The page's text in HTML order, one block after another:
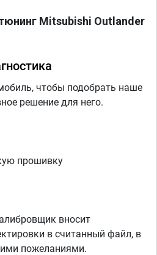
Mitsubishi Outlander
чтобы подобрать наше
решение для него.
прошивку
вносит
в считанный файл, в
пожеланиями.